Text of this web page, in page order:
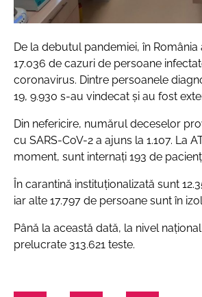
De la debutul pandemiei, în
17.036 de cazuri de persoane
coronavirus. Dintre persoanele
19, 9.930 s-au vindecat și au fost
Din nefericire, numărul deceselor
cu SARS-CoV-2 a ajuns la 1.107. La
moment, sunt internați 193 de
În carantină instituționalizată sunt
iar alte 17.797 de persoane sunt în
Până la această dată, la nivel
prelucrate 313.621 teste.